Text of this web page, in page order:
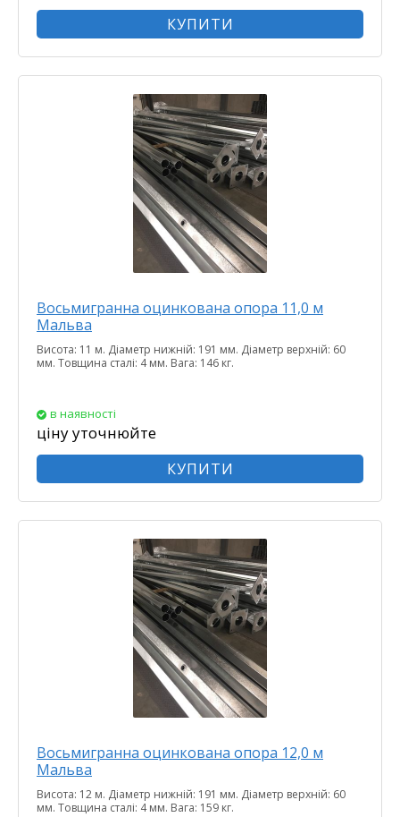
КУПИТИ
Восьмигранна оцинкована опора 11,0 м
Мальва
Висота: 11 м. Діаметр нижній: 191 мм. Діаметр верхній: 60
мм. Товщина сталі: 4 мм. Вага: 146 кг.
в наявності
ціну уточнюйте
КУПИТИ
Восьмигранна оцинкована опора 12,0 м
Мальва
Висота: 12 м. Діаметр нижній: 191 мм. Діаметр верхній: 60
мм. Товщина сталі: 4 мм. Вага: 159 кг.